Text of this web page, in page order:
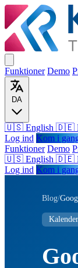
Funktioner Demo
DA
🇺🇸 English 🇩🇪
Log ind Kom i
Funktioner Demo
🇺🇸 English 🇩🇪
Log ind Kom i
Blog/